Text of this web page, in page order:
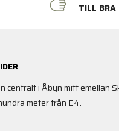
TILL BRA
centralt i Åbyn mitt emellan
meter från E4.